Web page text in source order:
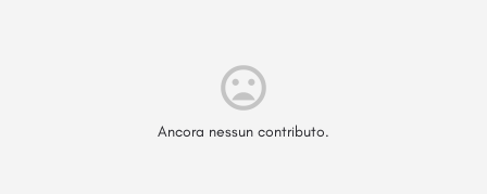
Ancora nessun contributo.